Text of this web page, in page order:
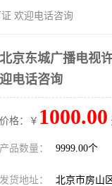
欢迎电话咨询
北京东城广播电视
迎电话咨询
价格：￥ 1000.00
产品数量： 9999.00个
发货地址： 北京市房山